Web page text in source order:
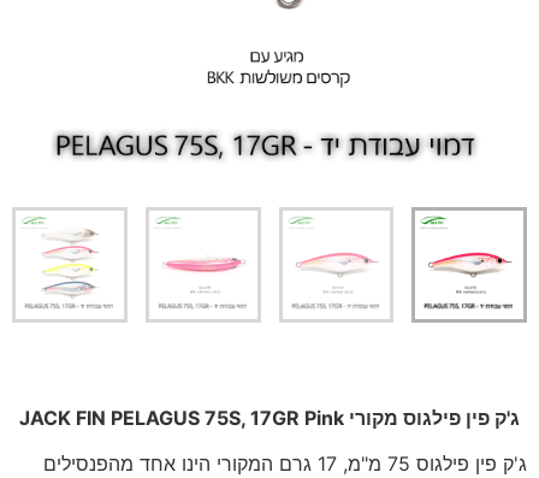
ג'ק פין פילגוס מקורי JACK FIN PELAGUS 75S, 17GR Pink
ג'ק פין פילגוס 75 מ"מ, 17 גרם המקורי הינו אחד מהפנסילים